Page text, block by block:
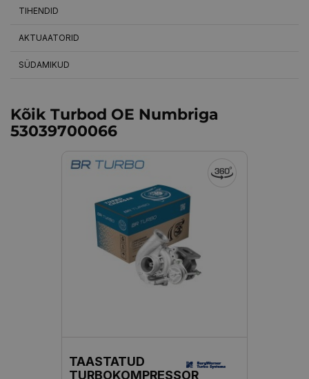
TIHENDID
AKTUAATORID
SÜDAMIKUD
Kõik Turbod OE Numbriga
53039700066
TAASTATUD
TURBOKOMPRESSOR